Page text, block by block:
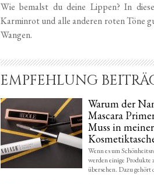
Wie bemalst du deine Lippen? In
Karminrot und alle anderen roten Töne
Wangen.
EMPFEHLUNG
Warum der
Mascara
Muss in meiner
Wenn es um
werden einige Produkte
übersehen. Dazu gehört